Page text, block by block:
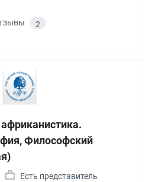
2
Философский
Есть представитель